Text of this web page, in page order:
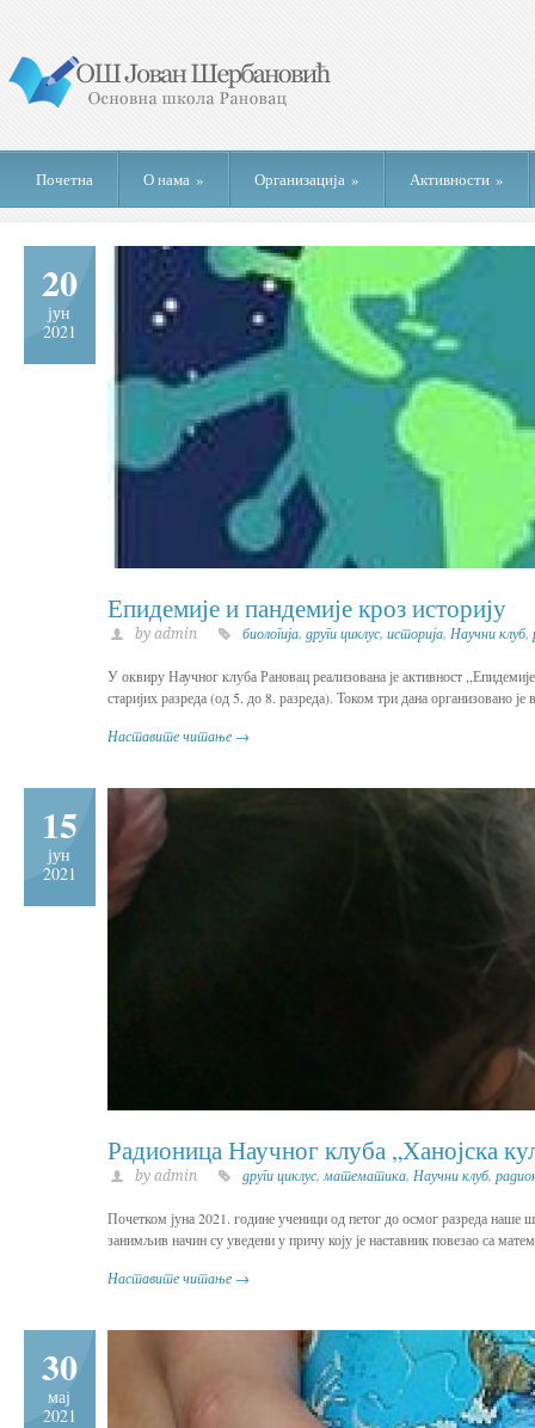
Почетна О нама » Организација » Активности »
20
јун
2021
Епидемије и пандемије кроз историју
by admin биологија, други циклус, историја, Научни клуб,
У оквиру Научног клуба Рановац реализована је активност
старијих разреда (од 5. до 8. разреда). Током три дана организовано
Наставите читање →
15
јун
2021
Радионица Научног клуба „Ханојска
by admin други циклус,математика, Научни клуб,
Почетком јуна 2021. године ученици од петог до осмог разреда наше
занимљив начин су уведени у причу коју је наставник повезао са
Наставите читање →
30
мај
2021